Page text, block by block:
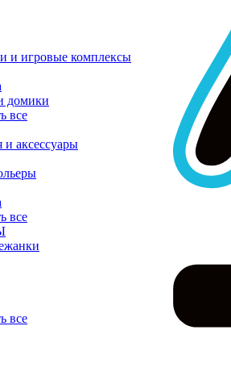
и игровые комплексы
домики
все
аксессуары
все
все